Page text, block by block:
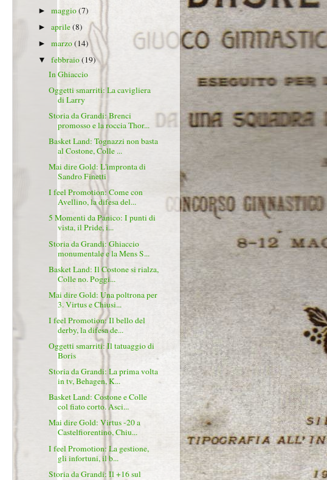
►maggio(7)
►aprile(8)
►marzo(14)
▼febbraio(19)
In Ghiaccio
Oggetti smarriti: La cavigliera
di Larry
Storia da Grandi: Brenci
promosso e la roccia Thor...
Basket Land: Tognazzi non basta
al Costone, Colle ...
Mai dire Gold: L'impronta di
Sandro Finetti
I feel Promotion: Come con
Avellino, la difesa del...
5 Momenti da Panico: I punti di
vista, il Pride, i...
Storia da Grandi: Ghiaccio
monumentale e la Mens S...
Basket Land: Il Costone si rialza,
Colle no. Poggi...
Mai dire Gold: Una poltrona per
3. Virtus e Chiusi...
I feel Promotion: Il bello del
derby, la difesa de...
Oggetti smarriti: Il tatuaggio di
Boris
Storia da Grandi: La prima volta
in tv, Behagen, K...
Basket Land: Costone e Colle
col fiato corto. Asci...
Mai dire Gold: Virtus -20 a
Castelfiorentino, Chiu...
I feel Promotion: La gestione,
gli infortuni, il b...
Storia da Grandi: Il +16 sul